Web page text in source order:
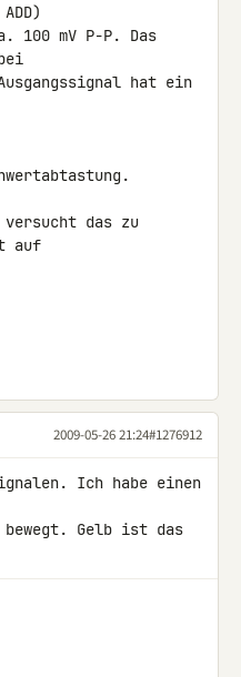
100 mV P-P. Das
hat ein
das zu
auf
2009-05-26 21:24#1276912
Ich habe einen
bewegt. Gelb ist das